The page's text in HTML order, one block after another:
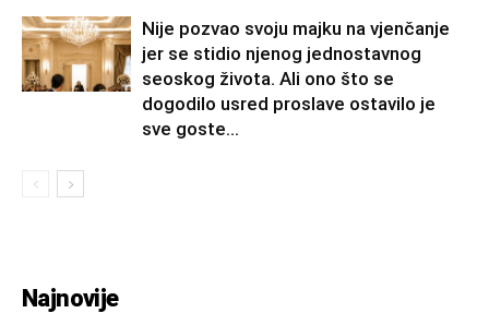
Nije pozvao svoju majku na vjenčanje
jer se stidio njenog jednostavnog
seoskog života. Ali ono što se
dogodilo usred proslave ostavilo je
sve goste...
Najnovije